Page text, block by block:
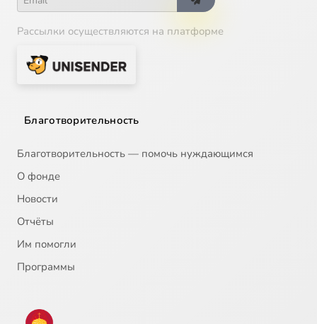
Рассылки осуществляются на платформе
Благотворительность
Благотворительность — помочь нуждающимся
О фонде
Новости
Отчёты
Им помогли
Программы